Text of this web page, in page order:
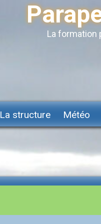
La formation
La structure Météo